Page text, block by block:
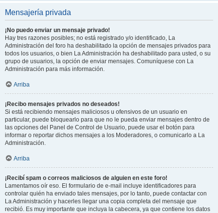
Mensajería privada
¡No puedo enviar un mensaje privado!
Hay tres razones posibles; no está registrado y/o identificado, La
Administración del foro ha deshabilitado la opción de mensajes privados para
todos los usuarios, o bien La Administración ha deshabilitado para usted, o su
grupo de usuarios, la opción de enviar mensajes. Comuníquese con La
Administración para más información.
Arriba
¡Recibo mensajes privados no deseados!
Si está recibiendo mensajes maliciosos u ofensivos de un usuario en
particular, puede bloquearlo para que no le pueda enviar mensajes dentro de
las opciones del Panel de Control de Usuario, puede usar el botón para
informar o reportar dichos mensajes a los Moderadores, o comunicarlo a La
Administración.
Arriba
¡Recibí spam o correos maliciosos de alguien en este foro!
Lamentamos oír eso. El formulario de e-mail incluye identificadores para
controlar quién ha enviado tales mensajes, por lo tanto, puede contactar con
La Administración y hacerles llegar una copia completa del mensaje que
recibió. Es muy importante que incluya la cabecera, ya que contiene los datos